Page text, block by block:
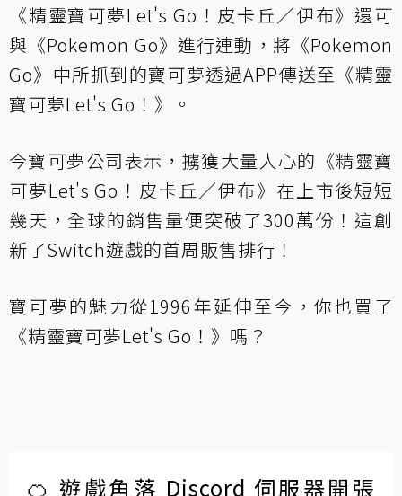
《精靈寶可夢Let's Go！皮卡丘／伊布》還可
與《Pokemon Go》進行連動，將《Pokemon
Go》中所抓到的寶可夢透過APP傳送至《精靈
寶可夢Let's Go！》。
今寶可夢公司表示 ，擄獲大量人心的《精靈寶
可夢Let's Go！皮卡丘／伊布》在上市後短短
幾天，全球的銷售量便突破了300萬份！這創
新了Switch遊戲的首周販售排行！
寶可夢的魅力從1996年延伸至今，你也買了
《精靈寶可夢Let's Go！》嗎？
🍊 遊戲角落 Discord 伺服器開張